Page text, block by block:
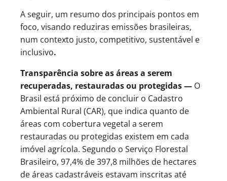
A seguir, um resumo dos principais pontos em
foco, visando reduziras emissões brasileiras,
num contexto justo, competitivo, sustentável e
inclusivo.
Transparência sobre as áreas a serem
recuperadas, restauradas ou protegidas — O
Brasil está próximo de concluir o Cadastro
Ambiental Rural (CAR), que indica quanto de
áreas com cobertura vegetal a serem
restauradas ou protegidas existem em cada
imóvel agrícola. Segundo o Serviço Florestal
Brasileiro, 97,4% de 397,8 milhões de hectares
de áreas cadastráveis estavam inscritas até